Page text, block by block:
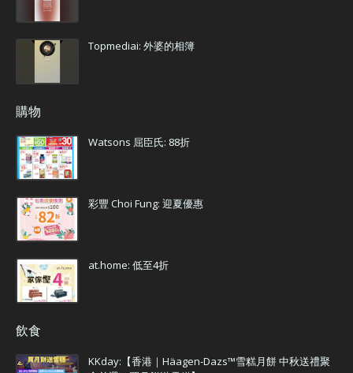
Topmediai: 外婆的相簿
購物
Watsons 屈臣氏: 88折
彩豐 Choi Fung: 迎夏優惠
at.home: 低至4折
飲食
KKday:【香港｜Häagen-Dazs™雪糕月餅 中秋送禮聚